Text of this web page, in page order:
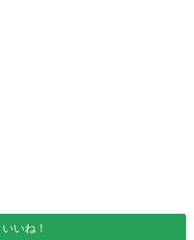
いいね！